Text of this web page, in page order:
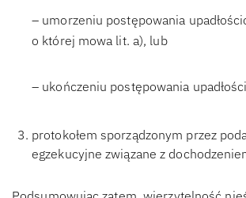
– umorzeniu postępowania
o której mowa lit. a), lub
– ukończeniu postępowania
protokołem sporządzonym przez
egzekucyjne związane z